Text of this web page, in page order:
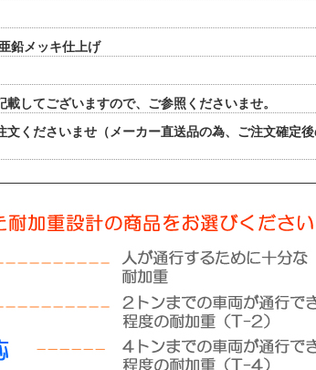
鉛メッキ仕上げ
してございますので、ご参照くださいませ。
くださいませ（メーカー直送品の為、ご注文確定